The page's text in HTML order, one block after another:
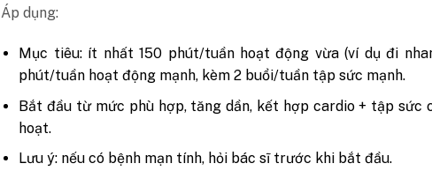
Áp dụng:
Mục tiêu: ít nhất 150 phút/tuần hoạt động vừa (ví dụ đi
phút/tuần hoạt động mạnh, kèm 2 buổi/tuần tập sức mạnh.
Bắt đầu từ mức phù hợp, tăng dần, kết hợp cardio + tập sức
hoạt.
Lưu ý: nếu có bệnh mạn tính, hỏi bác sĩ trước khi bắt đầu.